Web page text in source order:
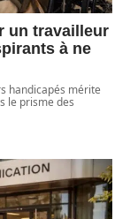
un travailleur
à ne
handicapés mérite
le prisme des